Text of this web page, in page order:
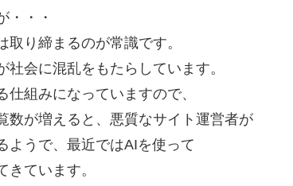
・・・
り締まるのが常識です。
会に混乱をもたらしています。
組みになっていますので、
数が増えると、悪質なサイト運営者が
ようで、最近ではAIを使って
ています。